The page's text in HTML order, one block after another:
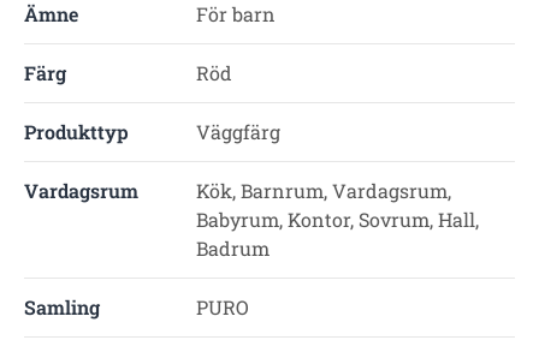
Ämne För barn
Färg Röd
Produkttyp Väggfärg
Vardagsrum
Kök, Barnrum, Vardagsrum,
Babyrum, Kontor, Sovrum, Hall,
Badrum
Samling PURO